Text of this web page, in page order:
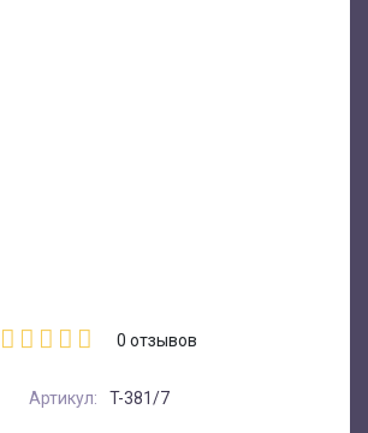
0 отзывов
Артикул: T-381/7